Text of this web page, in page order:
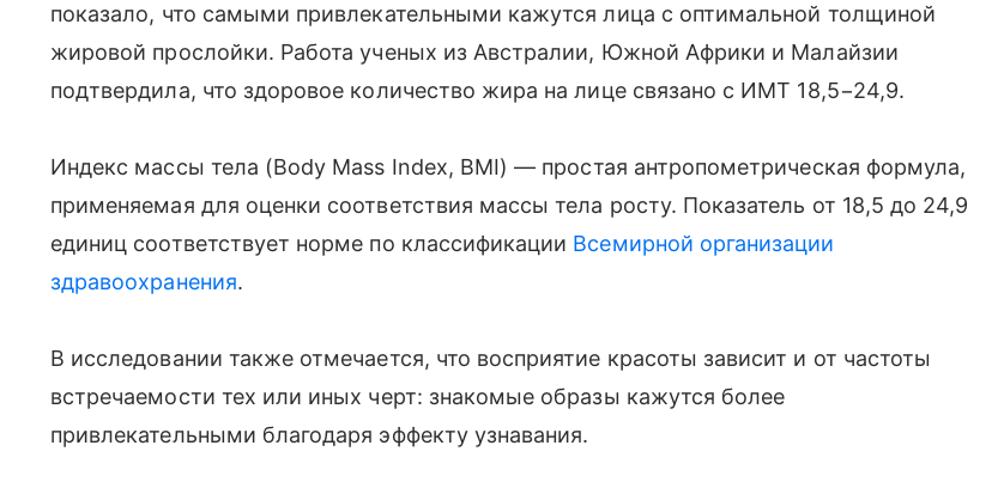
показало, что самыми привлекательными кажутся лица с оптимальной толщиной
жировой прослойки. Работа ученых из Австралии, Южной Африки и Малайзии
подтвердила, что здоровое количество жира на лице связано с ИМТ 18,5−24,9.
Индекс массы тела (Body Mass Index, BMI) — простая антропометрическая формула,
применяемая для оценки соответствия массы тела росту. Показатель от 18,5 до 24,9
единиц соответствует норме по классификации Всемирной организации
здравоохранения.
В исследовании также отмечается, что восприятие красоты зависит и от частоты
встречаемости тех или иных черт: знакомые образы кажутся более
привлекательными благодаря эффекту узнавания.